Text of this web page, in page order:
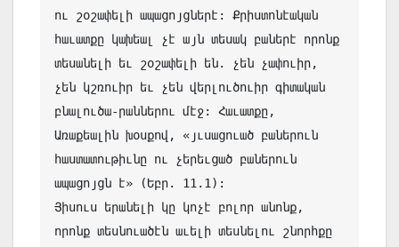
ու շօշափելի ապացոյցներէ: Քրիստոնէական
հաւատքը կախեալ չէ այն տեսակ բաներէ որոնք
տեսանելի եւ շօշափելի են. չեն չափուիր,
չեն կշռուիր եւ չեն վերլուծուիր գիտական
բնալուծա-րաններու մէջ: Հաւատքը,
Առաքեալին խօսքով, «յւսացուած բաներուն
հաստատութիւնը ու չերեւցած բաներուն
ապացոյցն է» (Եբր. 11.1):
Յիսուս երանելի կը կոչէ բոլոր անոնք,
որոնք տեսնուածէն աւելի տեսնելու շնորհքը